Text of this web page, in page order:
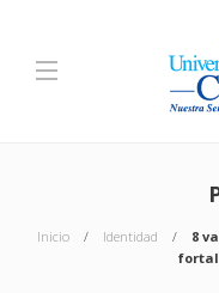
Inicio Identidad
8